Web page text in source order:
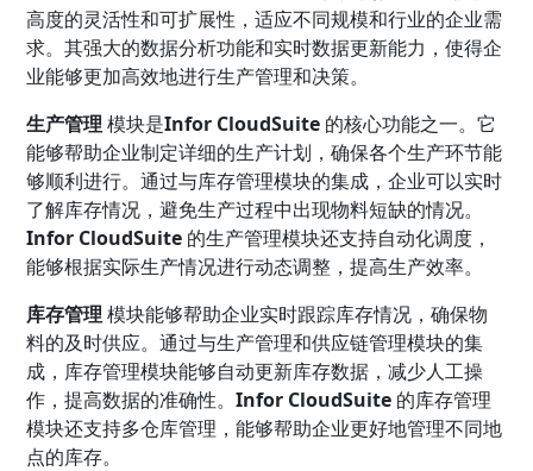
高度的灵活性和可扩展性，适应不同规模和行业的企业需
求。其强大的数据分析功能和实时数据更新能力，使得企
业能够更加高效地进行生产管理和决策。
生产管理 模块是Infor CloudSuite 的核心功能之一。它
能够帮助企业制定详细的生产计划，确保各个生产环节能
够顺利进行。通过与库存管理模块的集成，企业可以实时
了解库存情况，避免生产过程中出现物料短缺的情况。
Infor CloudSuite 的生产管理模块还支持自动化调度，
能够根据实际生产情况进行动态调整，提高生产效率。
库存管理 模块能够帮助企业实时跟踪库存情况，确保物
料的及时供应。通过与生产管理和供应链管理模块的集
成，库存管理模块能够自动更新库存数据，减少人工操
作，提高数据的准确性。Infor CloudSuite 的库存管理
模块还支持多仓库管理，能够帮助企业更好地管理不同地
点的库存。